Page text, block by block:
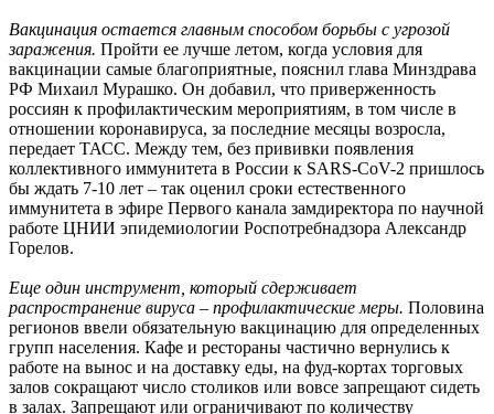
Вакцинация остается главным способом борьбы с угрозой
заражения. Пройти ее лучше летом, когда условия для
вакцинации самые благоприятные, пояснил глава Минздрава
РФ Михаил Мурашко. Он добавил, что приверженность
россиян к профилактическим мероприятиям, в том числе в
отношении коронавируса, за последние месяцы возросла,
передает ТАСС. Между тем, без прививки появления
коллективного иммунитета в России к SARS-CoV-2 пришлось
бы ждать 7-10 лет – так оценил сроки естественного
иммунитета в эфире Первого канала замдиректора по научной
работе ЦНИИ эпидемиологии Роспотребнадзора Александр
Горелов.
Еще один инструмент, который сдерживает
распространение вируса – профилактические меры. Половина
регионов ввели обязательную вакцинацию для определенных
групп населения. Кафе и рестораны частично вернулись к
работе на вынос и на доставку еды, на фуд-кортах торговых
залов сокращают число столиков или вовсе запрещают сидеть
в залах. Запрещают или ограничивают по количеству